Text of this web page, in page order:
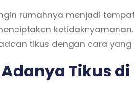
rumahnya menjadi
ketidaknyamanan.
tikus dengan cara
Adanya Tikus